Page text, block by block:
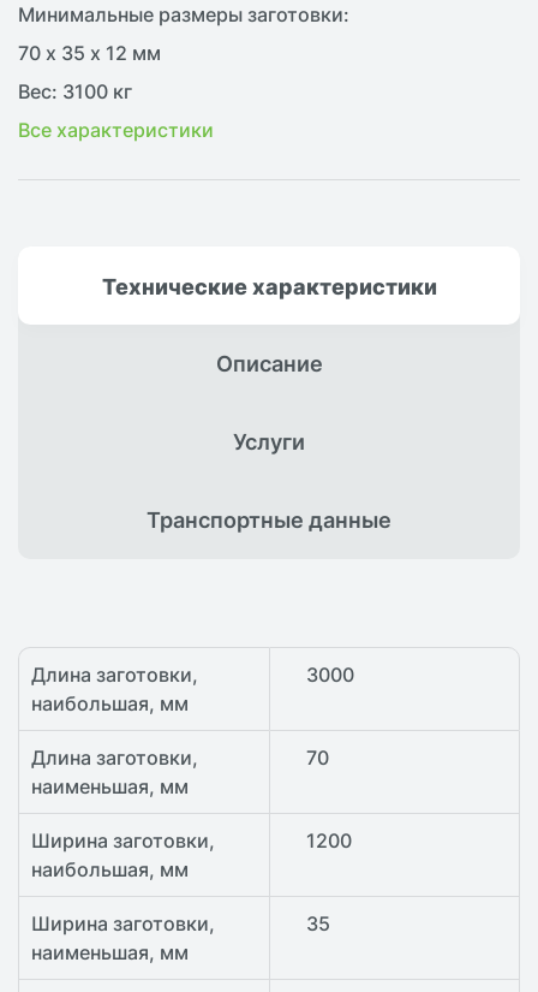
Минимальные размеры заготовки:
70 х 35 х 12 мм
Вес: 3100 кг
Все характеристики
Техническиехарактеристики
Описание
Услуги
Транспортныеданные
Длина заготовки,
наибольшая, мм
3000
Длина заготовки,
наименьшая, мм
70
Ширина заготовки,
наибольшая, мм
1200
Ширина заготовки,
наименьшая, мм
35